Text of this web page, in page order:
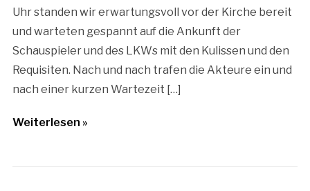
Uhr standen wir erwartungsvoll vor der Kirche bereit
und warteten gespannt auf die Ankunft der
Schauspieler und des LKWs mit den Kulissen und den
Requisiten. Nach und nach trafen die Akteure ein und
nach einer kurzen Wartezeit […]
Weiterlesen »